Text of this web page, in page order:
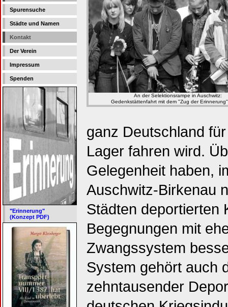
Spurensuche
Städte und Namen
Kontakt
Der Verein
Impressum
Spenden
"Erinnerung"
(Konzept PDF)
An der Selektionsrampe in Auschwitz:
Gedenkstättenfahrt mit dem "Zug der
ganz Deutschland
Lager fahren wird.
Gelegenheit haben,
Auschwitz-Birkenau
Städten deportierten
Begegnungen mit
Zwangssystem
System gehört auch
zehntausender